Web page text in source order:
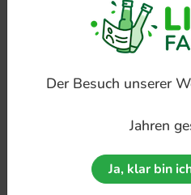
Wunschtext hinzufügen
Geschenk oder Giveaway
Details
PIC-GLA-020
Der Besuch unserer
Jahren
Ja, klar bin